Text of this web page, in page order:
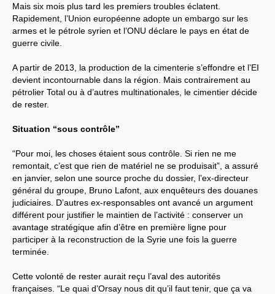
Mais six mois plus tard les premiers troubles éclatent.
Rapidement, l’Union européenne adopte un embargo sur les
armes et le pétrole syrien et l’ONU déclare le pays en état de
guerre civile.
A partir de 2013, la production de la cimenterie s’effondre et l’EI
devient incontournable dans la région. Mais contrairement au
pétrolier Total ou à d’autres multinationales, le cimentier décide
de rester.
Situation “sous contrôle”
“Pour moi, les choses étaient sous contrôle. Si rien ne me
remontait, c’est que rien de matériel ne se produisait”, a assuré
en janvier, selon une source proche du dossier, l’ex-directeur
général du groupe, Bruno Lafont, aux enquêteurs des douanes
judiciaires. D’autres ex-responsables ont avancé un argument
différent pour justifier le maintien de l’activité : conserver un
avantage stratégique afin d’être en première ligne pour
participer à la reconstruction de la Syrie une fois la guerre
terminée.
Cette volonté de rester aurait reçu l’aval des autorités
françaises. “Le quai d’Orsay nous dit qu’il faut tenir, que ça va